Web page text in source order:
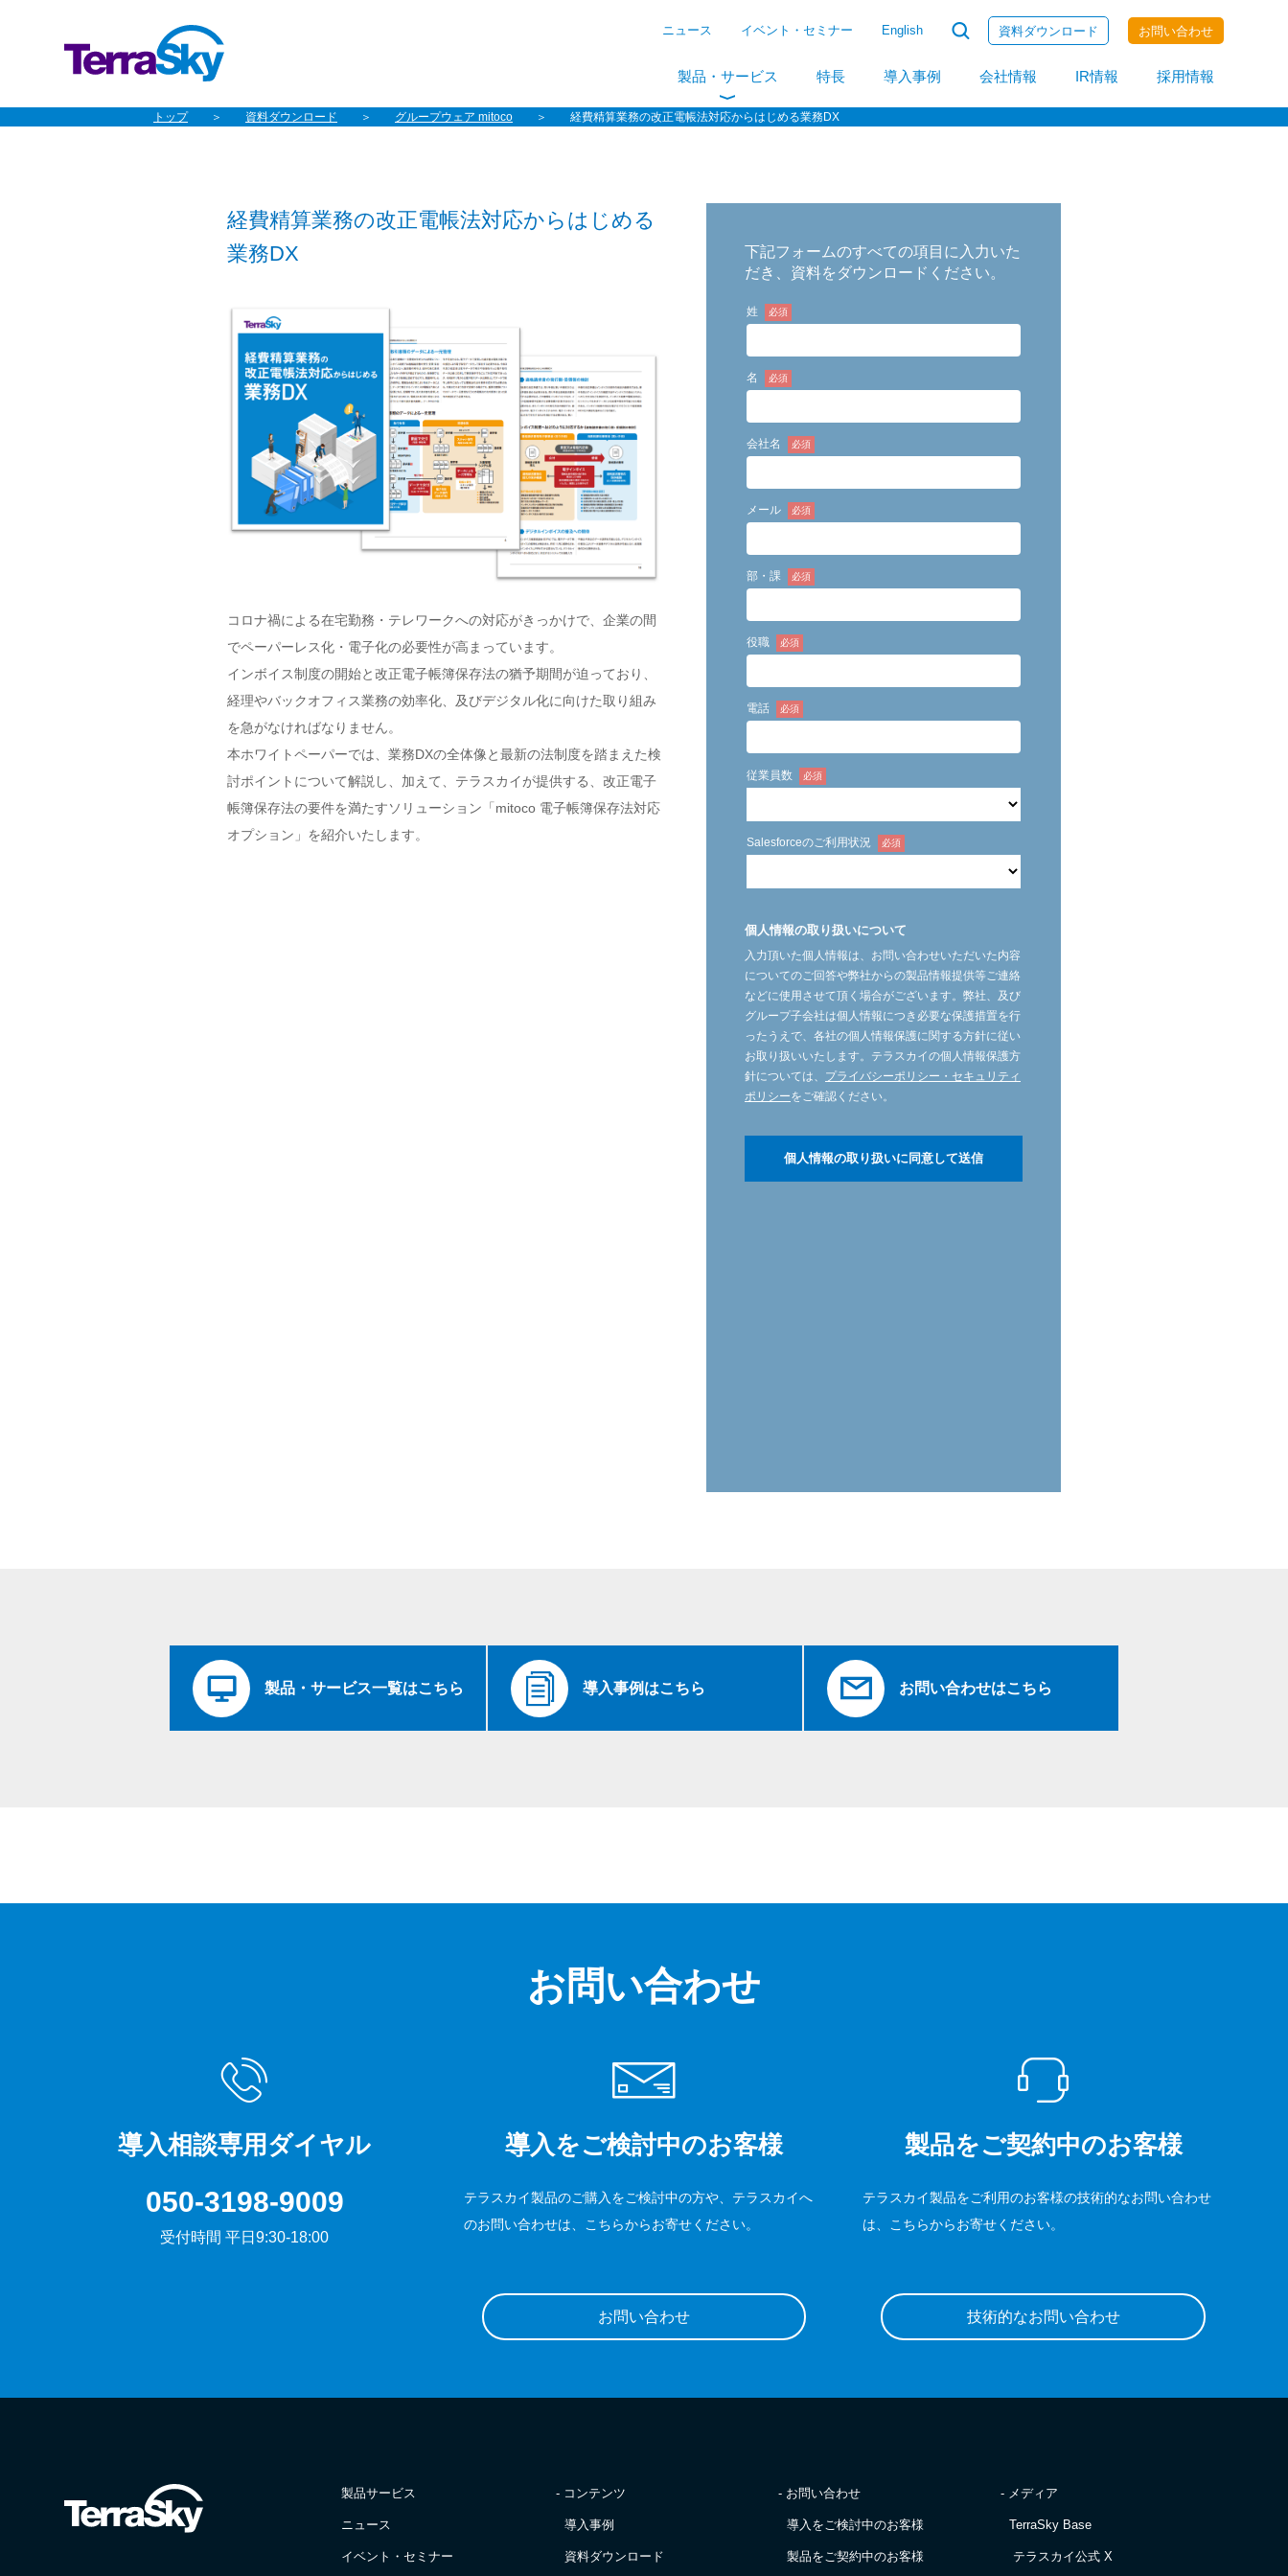
ニュース イベント・セミナー English 資料ダウンロード お問い合わせ
製品・サービス 特長 導入事例 会社情報 IR情報 採用情報
invoiceAgent
トップ 資料ダウンロード グループウェア mitoco 経費精算業務の改正電帳法対応からはじめる業務DX
経費精算業務の改正電帳法対応からはじめる
業務DX
コロナ禍による在宅勤務・テレワークへの対応がきっかけで、企業の間
でペーパーレス化・電子化の必要性が高まっています。
インボイス制度の開始と改正電子帳簿保存法の猶予期間が迫っており、
経理やバックオフィス業務の効率化、及びデジタル化に向けた取り組み
を急がなければなりません。
本ホワイトペーパーでは、業務DXの全体像と最新の法制度を踏まえた検
討ポイントについて解説し、加えて、テラスカイが提供する、改正電子
帳簿保存法の要件を満たすソリューション「mitoco 電子帳簿保存法対応
オプション」を紹介いたします。
下記フォームのすべての項目に入力いた
だき、資料をダウンロードください。
製品・サービス一覧はこちら 導入事例はこちら お問い合わせはこちら
お問い合わせ
導入相談専用ダイヤル
050-3198-9009
受付時間 平日9:30-18:00
導入をご検討中のお客様
テラスカイ製品のご購入をご検討中の方や、テラスカイへ
のお問い合わせは、こちらからお寄せください。
お問い合わせ
製品をご契約中のお客様
テラスカイ製品をご利用のお客様の技術的なお問い合わせ
は、こちらからお寄せください。
技術的なお問い合わせ
製品サービス
ニュース
イベント・セミナー
- コンテンツ
導入事例
資料ダウンロード
- お問い合わせ
導入をご検討中のお客様
製品をご契約中のお客様
- メディア
TerraSky Base
テラスカイ公式 X